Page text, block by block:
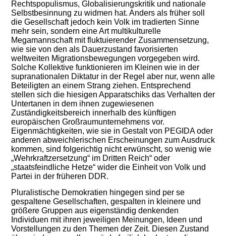
Rechtspopulismus, Globalisierungskritik und nationale
Selbstbesinnung zu widmen hat. Anders als früher soll
dieGesellschaft jedoch kein Volk im tradierten Sinne
mehr sein, sondern eine Art multikulturelle
Megamannschaftmit fluktuierender Zusammensetzung,
wie sie von den als Dauerzustand favorisierten
weltweiten Migrationsbewegungen vorgegeben wird.
Solche Kollektive funktionieren im Kleinen wie in der
supranationalen Diktatur in derRegel aber nur, wenn all e
Beteiligten an einem Strang ziehen. Entsprechend
stellen sich die hiesigen Apparatschiks das Verhalten der
Untertanen in demihnen zugewiesenen
Zuständigkeitsbereich innerhalb des künftigen
europäischen Großraumunternehmens vor.
Eigenmächtigkeiten, wie sie in Gestalt von PEGIDA oder
anderen abweichlerischen Erscheinungen zum Ausdruck
kommen, sind folgerichtig nicht erwünscht, so wenig wie
„Wehrkraftzersetzung“ im Dritten Reich“ oder
„staatsfeindliche Hetze“ wider die Einheit von Volk und
Partei in der früheren DDR.
Pluralistische Demokratien hingegen sind per se
gespaltene Gesellschaften, gespalten in kleinere und
größere Gruppen aus eigenständig denkenden
Individuen mit ihren jeweiligen Meinungen, Ideen und
Vorstellungen zu den Themen der Zeit. Diesen Zustand